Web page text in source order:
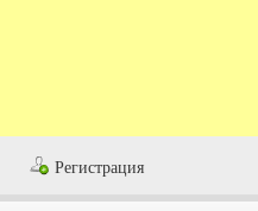
Регистрация